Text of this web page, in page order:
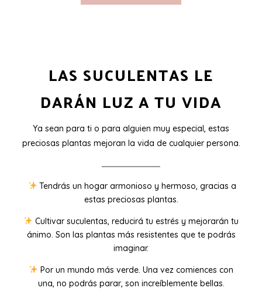
LAS SUCULENTAS LE
DARÁN LUZ A TU VIDA
Ya sean para ti o para alguien muy especial, estas
preciosas plantas mejoran la vida de cualquier persona.
Tendrás un hogar armonioso y hermoso, gracias a
estas preciosas plantas.
Cultivar suculentas, reducirá tu estrés y mejorarán tu
ánimo. Son las plantas más resistentes que te podrás
imaginar.
Por un mundo más verde. Una vez comiences con
una, no podrás parar, son increíblemente bellas.